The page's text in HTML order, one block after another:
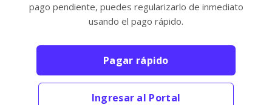
pago pendiente, puedes regularizarlo de inmediato
usando el pago rápido.
Pagar rápido
Ingresar al Portal